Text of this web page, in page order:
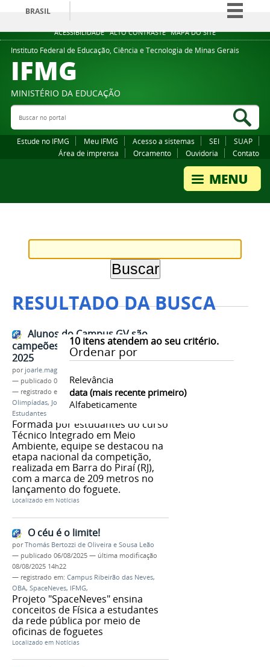
ACESSIBILIDADE ALTO CONTRASTE MAPA DO SITE
BRASIL
Simplifique!
Comunica BR
Legislação
Instituto Federal de Educação, Ciência e Tecnologia de Minas Gerais
IFMG
MINISTÉRIO DA EDUCAÇÃO
Buscar no portal
Estude no IFMG Meu IFMG Acesso a sistemas SEI
SUAP
Área de imprensa
Orcamento Ouvidoria Contato
RESULTADO DA BUSCA
10itens atendem ao seu critério.
Ordenar por
Relevância
data (mais recente primeiro)
Alfabeticamente
Alunos do Campus GV são
campeões na Jornada de Foguetes
2025
por joarle.magalhaes
— publicado 01/09/2025
— registrado em:
Campus Governador Valadares,
Olimpíadas, Jornada de Foguetes,OBA,OBAFOG
Estudantes
Formada por estudantes do curso
Técnico Integrado em Meio
Ambiente, equipe se destacou na
etapa nacional da competição,
realizada em Barra do Piraí (RJ),
com a marca de 209 metros no
lançamento do foguete.
Localizado em Notícias
O céu é o limite!
porThomás Bertozzi de Oliveira e Sousa Leão
— publicado 06/08/2025 — última modificação
08/08/2025 14h22
— registrado em: Campus Ribeirão das Neves,
OBA, SpaceNeves, IFMG,
Projeto "SpaceNeves" ensina
conceitos de Física a estudantes
da rede pública por meio de
oficinas de foguetes
Localizado em Notícias